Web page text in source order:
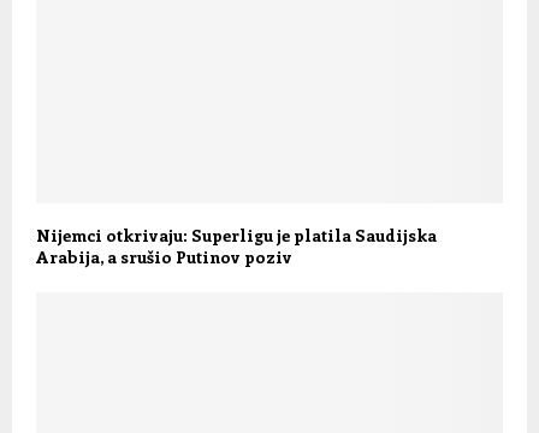
Nijemci otkrivaju: Superligu je platila Saudijska
Arabija, a srušio Putinov poziv